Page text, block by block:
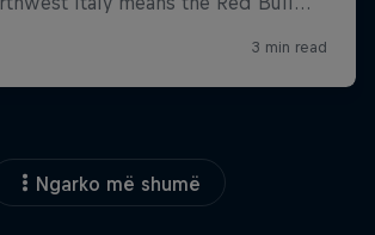
Ngarko më shumë